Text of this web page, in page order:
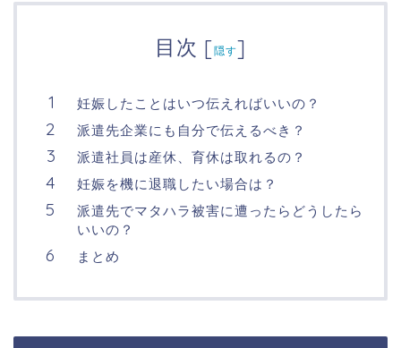
目次 [隠す]
妊娠したことはいつ伝えればいいの？
派遣先企業にも自分で伝えるべき？
派遣社員は産休、育休は取れるの？
妊娠を機に退職したい場合は？
派遣先でマタハラ被害に遭ったらどうしたら
いいの？
まとめ